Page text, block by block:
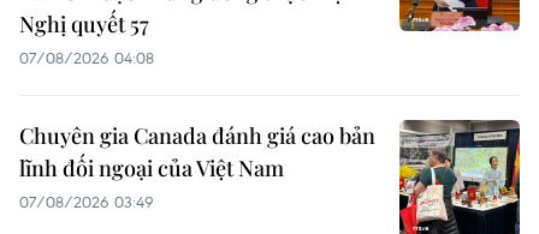
Nghị quyết 57
07/08/2026 04:08
Chuyên gia Canada đánh giá cao bản
lĩnh đối ngoại của Việt Nam
07/08/2026 03:49